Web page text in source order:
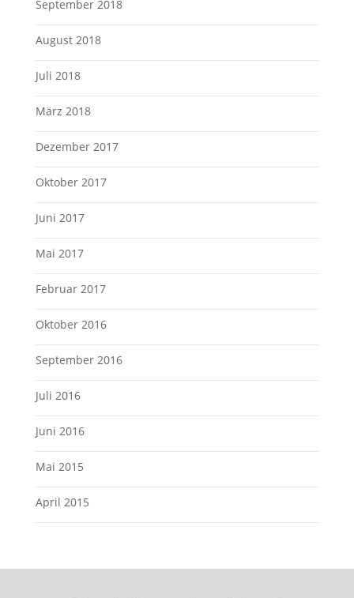
September 2018
August 2018
Juli 2018
März 2018
Dezember 2017
Oktober 2017
Juni 2017
Mai 2017
Februar 2017
Oktober 2016
September 2016
Juli 2016
Juni 2016
Mai 2015
April 2015